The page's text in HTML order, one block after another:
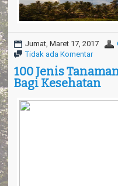
Jumat, Maret 17, 2017
Tidak ada Komentar
100 Jenis
Bagi Kesehatan